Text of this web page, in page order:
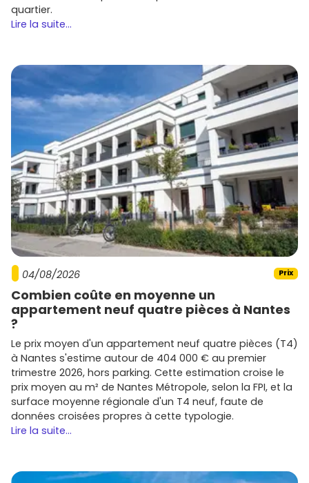
quartier.
Lire la suite...
04/08/2026 Prix
Combien coûte en moyenne un
appartement neuf quatre pièces à Nantes
?
Le prix moyen d'un appartement neuf quatre pièces (T4)
à Nantes s'estime autour de 404 000 € au premier
trimestre 2026, hors parking. Cette estimation croise le
prix moyen au m² de Nantes Métropole, selon la FPI, et la
surface moyenne régionale d'un T4 neuf, faute de
données croisées propres à cette typologie.
Lire la suite...